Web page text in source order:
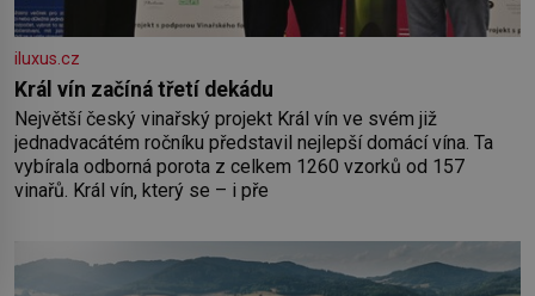
iluxus.cz
Král vín začíná třetí dekádu
Největší český vinařský projekt Král vín ve svém již
jednadvacátém ročníku představil nejlepší domácí vína. Ta
vybírala odborná porota z celkem 1260 vzorků od 157
vinařů. Král vín, který se – i pře